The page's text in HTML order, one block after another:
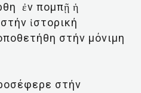
ἐν πομπῇ ἡ
ἱστορική
στήν μόνιμη
στήν